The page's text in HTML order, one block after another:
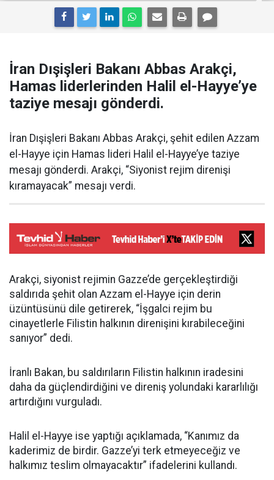
İran Dışişleri Bakanı Abbas Arakçi,
Hamas liderlerinden Halil el-Hayye’ye
taziye mesajı gönderdi.
İran Dışişleri Bakanı Abbas Arakçi, şehit edilen Azzam
el-Hayye için Hamas lideri Halil el-Hayye’ye taziye
mesajı gönderdi. Arakçi, “Siyonist rejim direnişi
kıramayacak” mesajı verdi.
Arakçi, siyonist rejimin Gazze’de gerçekleştirdiği
saldırıda şehit olan Azzam el-Hayye için derin
üzüntüsünü dile getirerek, “İşgalci rejim bu
cinayetlerle Filistin halkının direnişini kırabileceğini
sanıyor” dedi.
İranlı Bakan, bu saldırıların Filistin halkının iradesini
daha da güçlendirdiğini ve direniş yolundaki kararlılığı
artırdığını vurguladı.
Halil el-Hayye ise yaptığı açıklamada, “Kanımız da
kaderimiz de birdir. Gazze’yi terk etmeyeceğiz ve
halkımız teslim olmayacaktır” ifadelerini kullandı.